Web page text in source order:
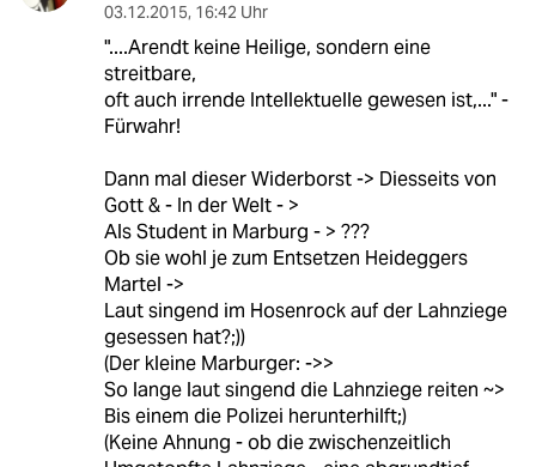
03.12.2015, 16:42 Uhr
"....Arendt keine Heilige, sondern eine
streitbare,
oft auch irrende Intellektuelle gewesen ist,..." -
Fürwahr!
Dann mal dieser Widerborst -> Diesseits von
Gott & - In der Welt - >
Als Student in Marburg - > ???
Ob sie wohl je zum Entsetzen Heideggers
Martel ->
Laut singend im Hosenrock auf der Lahnziege
gesessen hat?;))
(Der kleine Marburger: ->>
So lange laut singend die Lahnziege reiten ~>
Bis einem die Polizei herunterhilft;)
(Keine Ahnung - ob die zwischenzeitlich